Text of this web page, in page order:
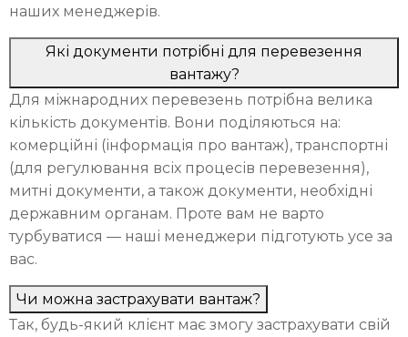
наших менеджерів.
Які документи потрібні для перевезення
вантажу?
Для міжнародних перевезень потрібна велика
кількість документів. Вони поділяються на:
комерційні (інформація про вантаж), транспортні
(для регулювання всіх процесів перевезення),
митні документи, а також документи, необхідні
державним органам. Проте вам не варто
турбуватися — наші менеджери підготують усе за
вас.
Чи можна застрахувати вантаж?
Так, будь-який клієнт має змогу застрахувати свій